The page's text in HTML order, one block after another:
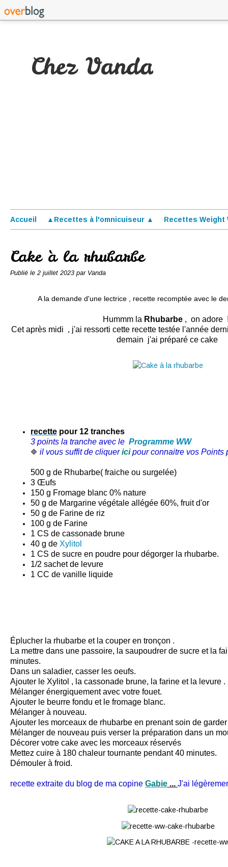
Chez Vanda
Accueil ▲Recettes à l'omnicuiseur ▲ Recettes Weight
Cake à la rhubarbe
Publié le 2 juillet 2023 par Vanda
A la demande d'une lectrice , recette recomptée avec le
Hummm la Rhubarbe , on adore
Cet après midi , j'ai ressorti cette recette testée l'année
demain j'ai préparé ce cake
recette pour 12 tranches
3 points la tranche avec le Programme WW
🔷 il vous suffit de cliquericipour connaitre vos Points
500 g de Rhubarbe( fraiche ou surgelée)
3 Œufs
150 g Fromage blanc 0% nature
50 g de Margarine végétale allégée 60%, fruit d'or
50 g de Farine de riz
100 g de Farine
1 CS de cassonade brune
40 g de Xylitol
1 CS de sucre en poudre pour dégorger la rhubarbe.
1/2 sachet de levure
1 CC de vanille liquide
Éplucher la rhubarbe et la couper en tronçon .
La mettre dans une passoire, la saupoudrer de sucre et la
minutes.
Dans un saladier, casser les oeufs.
Ajouter le Xylitol , la cassonade brune, la farine et la levure .
Mélanger énergiquement avec votre fouet.
Ajouter le beurre fondu et le fromage blanc.
Mélanger à nouveau.
Ajouter les morceaux de rhubarbe en prenant soin de
Mélanger de nouveau puis verser la préparation dans un
Décorer votre cake avec les morceaux réservés
Mettez cuire à 180 chaleur tournante pendant 40 minutes.
Démouler à froid.
recette extraite du blog de ma copine Gabie ... J'ai